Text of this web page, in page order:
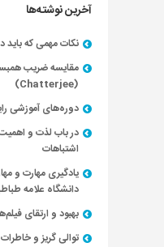
آخرین نوشته‌ها
نکات مهمی که باید
مقایسه ضریب
(Chatterjee)
دوره‌های آموزشی
در باب لذت و
اشتباهات
یادگیری مهارت و
دانشگاه علامه
بهبود و ارتقای
توالی گریز و